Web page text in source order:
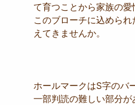
て育つことから家族の愛
このブローチに込めら
えてきませんか。
ホールマークはS字のバ
一部判読の難しい部分